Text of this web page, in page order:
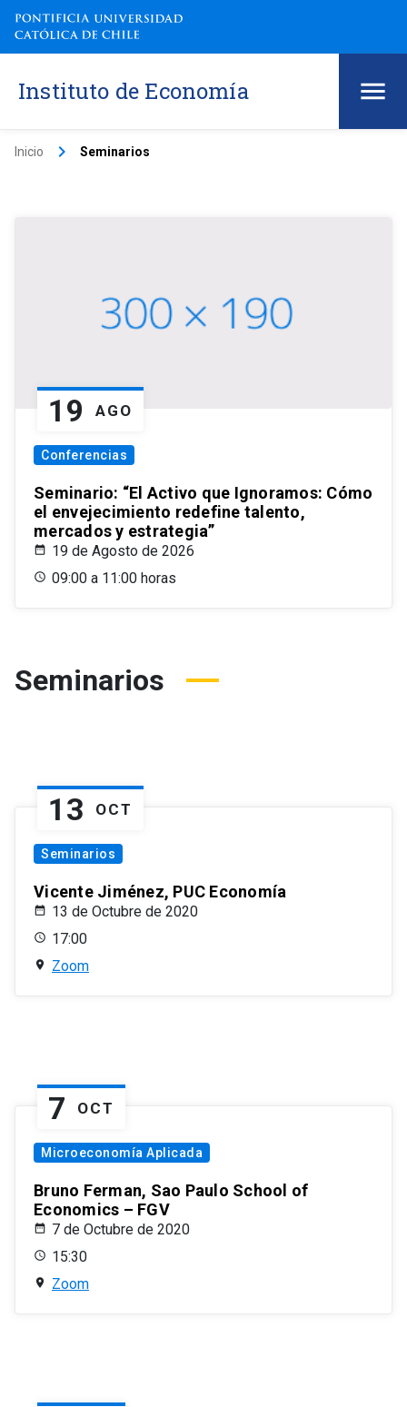
Instituto de Economía
Inicio keyboard_arrow_right Seminarios
19 AGO
Conferencias
Seminario: “El Activo que Ignoramos: Cómo
el envejecimiento redefine talento,
mercados y estrategia”
19 de Agosto de 2026
09:00 a 11:00 horas
Seminarios
13 OCT
Seminarios
Vicente Jiménez, PUC Economía
13 de Octubre de 2020
17:00
Zoom
7 OCT
Microeconomía Aplicada
Bruno Ferman, Sao Paulo School of
Economics – FGV
7 de Octubre de 2020
15:30
Zoom